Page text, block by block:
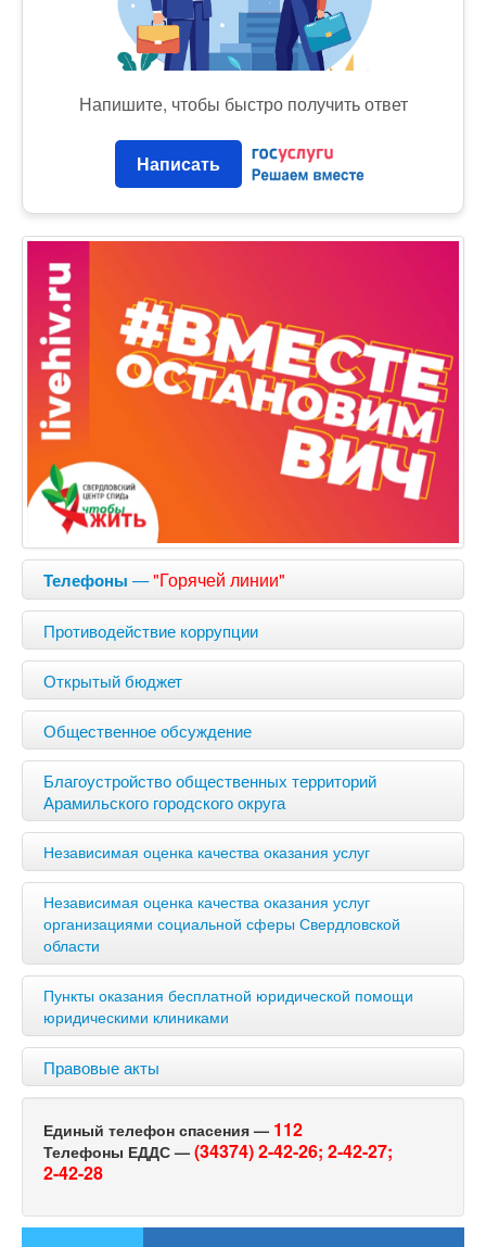
Напишите, чтобы быстро получить ответ
Написать
Телефоны —"Горячей линии"
Противодействие коррупции
Открытый бюджет
Общественное обсуждение
Благоустройство общественных территорий
Арамильского городского округа
Независимая оценка качества оказания услуг
Независимая оценка качества оказания услуг
организациями социальной сферы Свердловской
области
Пункты оказания бесплатной юридической помощи
юридическими клиниками
Правовые акты
Единый телефон спасения — 112
Телефоны ЕДДС — (34374) 2-42-26; 2-42-27;
2-42-28